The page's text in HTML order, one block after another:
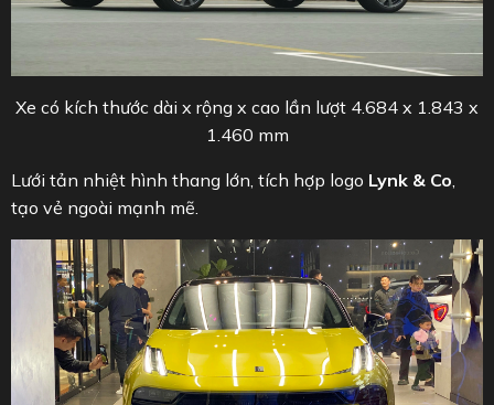
Xe có kích thước dài x rộng x cao lần lượt 4.684 x 1.843 x
1.460 mm
Lưới tản nhiệt hình thang lớn, tích hợp logo Lynk & Co,
tạo vẻ ngoài mạnh mẽ.